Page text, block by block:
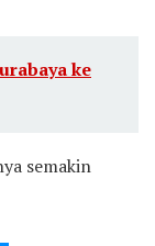
ke
semakin